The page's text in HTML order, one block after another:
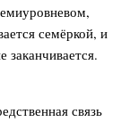
семёркой, и
связь